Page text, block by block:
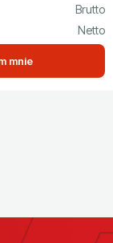
mnie